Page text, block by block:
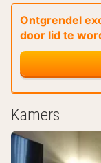
Ontgrendel
door lid te
Kamers